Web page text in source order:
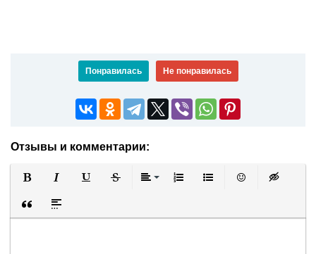
Понравилась Не понравилась
Отзывы и комментарии:
Вставка цитаты
Вставка спойлера